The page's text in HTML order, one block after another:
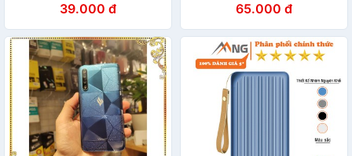
chính hãng bảo hành 12
tháng
39.000 đ 65.000 đ